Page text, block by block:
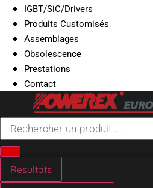
IGBT/SiC/Drivers
Produits Customisés
Assemblages
Obsolescence
Prestations
Contact
Search
Resultats